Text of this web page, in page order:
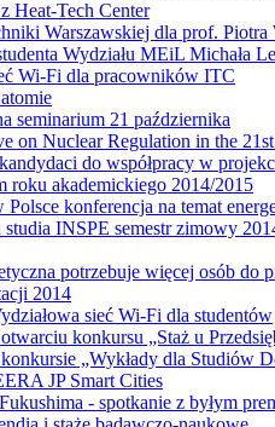
Heat-Tech Center
Warszawskiej dla prof. Piotra
Wydziału MEiL Michała
Wi-Fi dla pracowników ITC
seminarium 21 października
on Nuclear Regulation in the
do współpracy w
roku akademickiego 2014/2015
Polsce konferencja na temat
studia INSPE semestr zimowy
potrzebuje więcej osób do
2014
sieć Wi-Fi dla studentów
otwarciu konkursu „Staż u
konkursie „Wykłady dla Studiów
JP Smart Cities
- spotkanie z byłym